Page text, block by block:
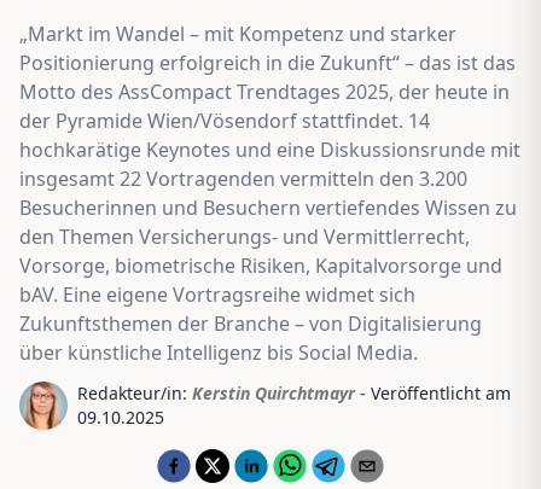
„Markt im Wandel – mit Kompetenz und starker
Positionierung erfolgreich in die Zukunft“ – das ist das
Motto des AssCompact Trendtages 2025, der heute in
der Pyramide Wien/Vösendorf stattfindet. 14
hochkarätige Keynotes und eine Diskussionsrunde mit
insgesamt 22 Vortragenden vermitteln den 3.200
Besucherinnen und Besuchern vertiefendes Wissen zu
den Themen Versicherungs- und Vermittlerrecht,
Vorsorge, biometrische Risiken, Kapitalvorsorge und
bAV. Eine eigene Vortragsreihe widmet sich
Zukunftsthemen der Branche – von Digitalisierung
über künstliche Intelligenz bis Social Media.
Redakteur/in: Kerstin Quirchtmayr - Veröffentlicht am
09.10.2025